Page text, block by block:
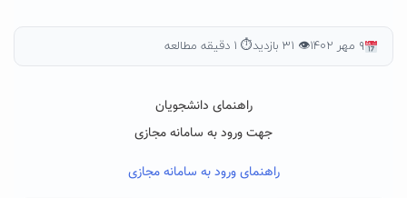
۹ مهر ۱۴۰۲ 👁 ۳۱ بازدید ⏱ ۱ دقیقه مطالعه
راهنمای دانشجویان
جهت ورود به سامانه مجازی
راهنمای ورود به سامانه مجازی